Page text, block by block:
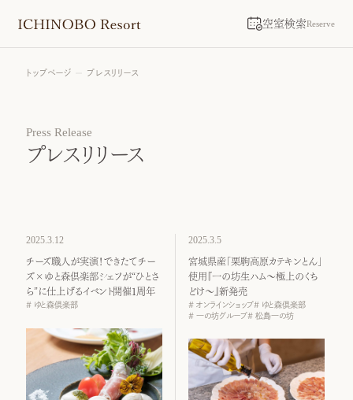
空室検索Reserve
トップページ プレスリリース
Press Release
プレスリリース
2025.3.12
チーズ職人が実演！できたてチー
ズ×ゆと森倶楽部シェフが“ひとさ
ら”に仕上げるイベント開催１周年
ゆと森倶楽部
2025.3.5
宮城県産「栗駒高原カテキンとん」
使用『一の坊生ハム～極上のくち
どけ～』新発売
オンラインショップ
ゆと森倶楽部
一の坊グループ
松島一の坊